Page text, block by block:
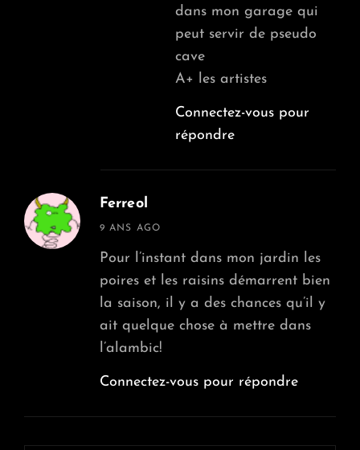
dans mon garage qui
peut servir de pseudo
cave
A+ les artistes
Connectez-vous pour
répondre
Ferreol
says:
9 ANS AGO
Pour l’instant dans mon jardin les
poires et les raisins démarrent bien
la saison, il y a des chances qu’il y
ait quelque chose à mettre dans
l’alambic!
Connectez-vous pour répondre